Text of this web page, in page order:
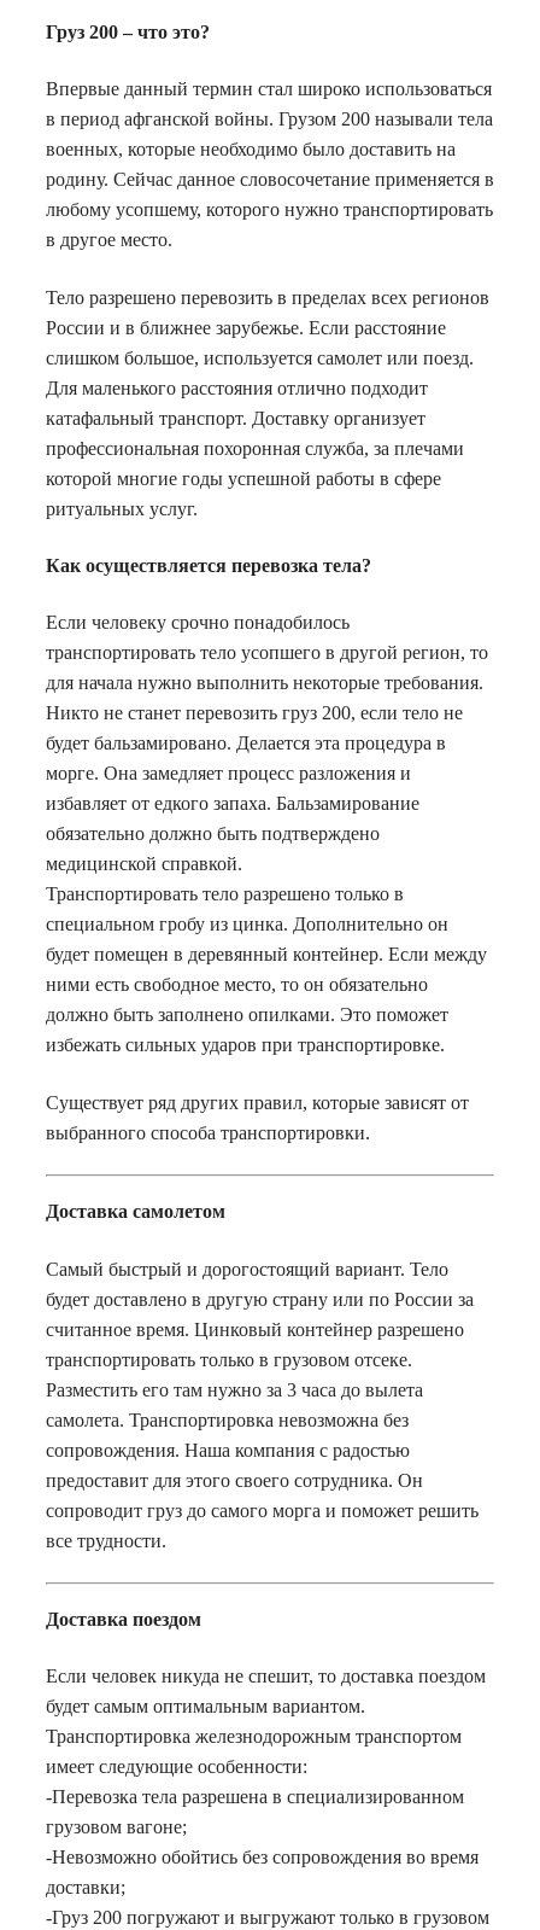
Груз 200 – что это?
Впервые данный термин стал широко использоваться
в период афганской войны. Грузом 200 называли тела
военных, которые необходимо было доставить на
родину. Сейчас данное словосочетание применяется в
любому усопшему, которого нужно транспортировать
в другое место.
Тело разрешено перевозить в пределах всех регионов
России и в ближнее зарубежье. Если расстояние
слишком большое, используется самолет или поезд.
Для маленького расстояния отлично подходит
катафальный транспорт. Доставку организует
профессиональная похоронная служба, за плечами
которой многие годы успешной работы в сфере
ритуальных услуг.
Как осуществляется перевозка тела?
Если человеку срочно понадобилось
транспортировать тело усопшего в другой регион, то
для начала нужно выполнить некоторые требования.
Никто не станет перевозить груз 200, если тело не
будет бальзамировано. Делается эта процедура в
морге. Она замедляет процесс разложения и
избавляет от едкого запаха. Бальзамирование
обязательно должно быть подтверждено
медицинской справкой.
Транспортировать тело разрешено только в
специальном гробу из цинка. Дополнительно он
будет помещен в деревянный контейнер. Если между
ними есть свободное место, то он обязательно
должно быть заполнено опилками. Это поможет
избежать сильных ударов при транспортировке.
Существует ряд других правил, которые зависят от
выбранного способа транспортировки.
Доставка самолетом
Самый быстрый и дорогостоящий вариант. Тело
будет доставлено в другую страну или по России за
считанное время. Цинковый контейнер разрешено
транспортировать только в грузовом отсеке.
Разместить его там нужно за 3 часа до вылета
самолета. Транспортировка невозможна без
сопровождения. Наша компания с радостью
предоставит для этого своего сотрудника. Он
сопроводит груз до самого морга и поможет решить
все трудности.
Доставка поездом
Если человек никуда не спешит, то доставка поездом
будет самым оптимальным вариантом.
Транспортировка железнодорожным транспортом
имеет следующие особенности:
-Перевозка тела разрешена в специализированном
грузовом вагоне;
-Невозможно обойтись без сопровождения во время
доставки;
-Груз 200 погружают и выгружают только в грузовом